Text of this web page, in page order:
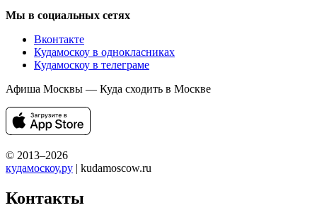
Мы в социальных сетях
Вконтакте
Кудамоскоу в однокласниках
Кудамоскоу в телеграме
Афиша Москвы — Куда сходить в Москве
© 2013–2026
кудамоскоу.ру | kudamoscow.ru
Контакты